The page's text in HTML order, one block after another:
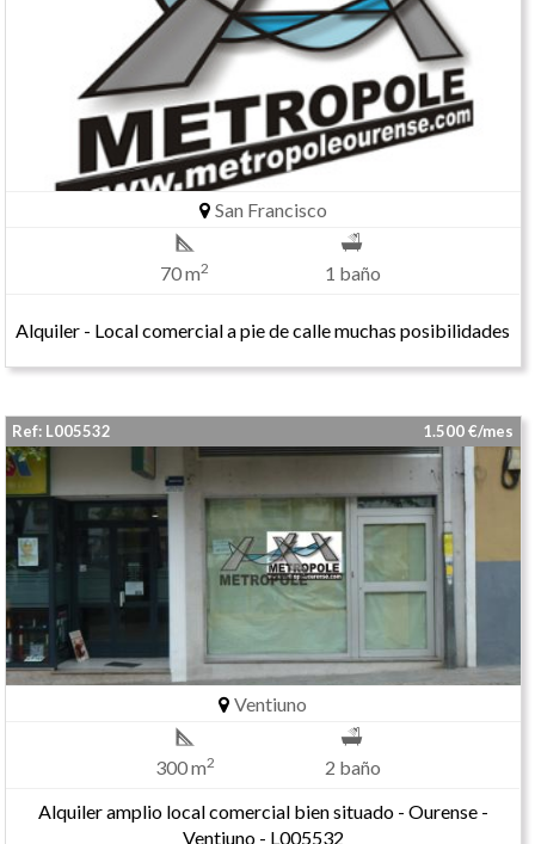
San Francisco
70 m2 1 baño
Alquiler - Local comercial a pie de calle muchas posibilidades
Ref: L005532 1.500 €/mes
Ventiuno
300 m2
2 baño
Alquiler amplio local comercial bien situado - Ourense -
Ventiuno - L005532